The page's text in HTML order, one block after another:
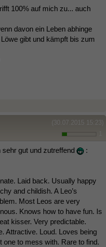
100% auf mich zu... auch
davon ein Leben abhinge
gibt und kämpft bis zum
(30.07.2015 15:23)
gut und zutreffend :
Laid back. Usually happy
and childish. A Leo’s
Most Leos are very
Knows how to have fun. Is
kisser. Very predictable.
Attractive. Loud. Loves being
one to mess with. Rare to find.